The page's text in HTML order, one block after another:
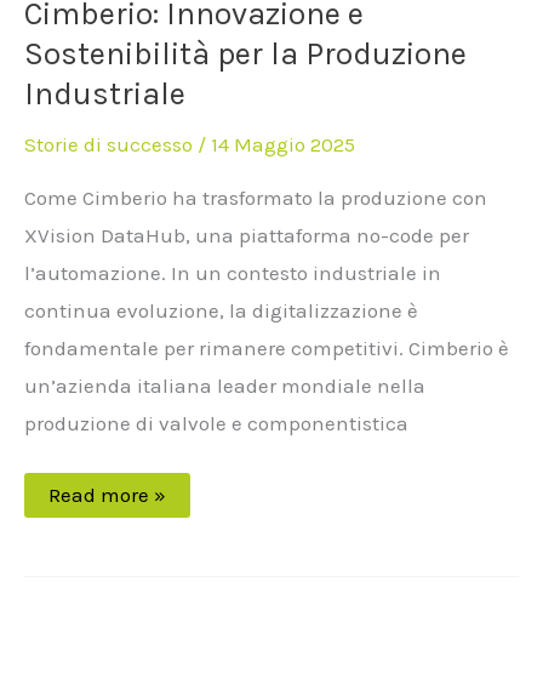
Cimberio: Innovazione e
Sostenibilità per la Produzione
Industriale
Storie di successo / 14 Maggio 2025
Come Cimberio ha trasformato la produzione con
XVision DataHub, una piattaforma no-code per
l’automazione. In un contesto industriale in
continua evoluzione, la digitalizzazione è
fondamentale per rimanere competitivi. Cimberio è
un’azienda italiana leader mondiale nella
produzione di valvole e componentistica
Read more »